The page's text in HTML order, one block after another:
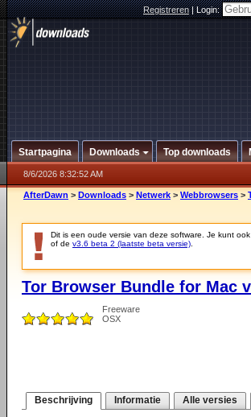
Registreren|Login:
Startpagina Downloads Top downloads
8/6/2026 8:32:52 AM
AfterDawn > Downloads > Netwerk > Webbrowsers >
Dit is een oude versie van deze software. Je kunt
of de v3.6 beta 2 (laatste beta versie)
Tor Browser Bundle for Mac
Freeware
OSX
Beschrijving Informatie Alle versies